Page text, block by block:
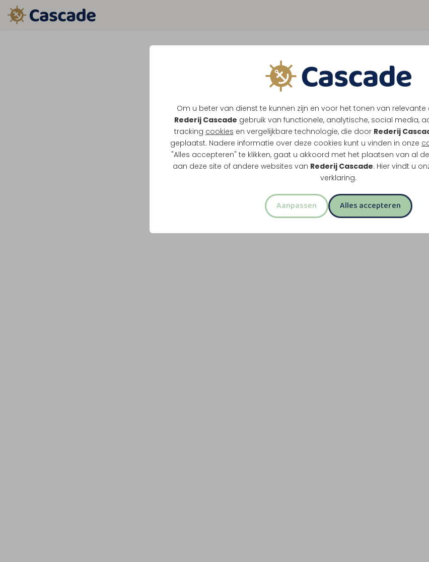
Om u beter van dienst te kunnen zijn en voor het tonen van
Rederij Cascade gebruik van functionele, analytische, social media,
tracking cookies en vergelijkbare technologie, die door Rederij
geplaatst. Nadere informatie over deze cookies kunt u vinden in onze
"Alles accepteren" te klikken, gaat u akkoord met het plaatsen van al
aan deze site of andere websites van Rederij Cascade. Hier vindt u
verklaring.
Aanpassen Alles accepteren